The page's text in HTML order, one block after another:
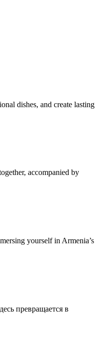
dishes, and create lasting
accompanied by
yourself in Armenia’s
превращается в